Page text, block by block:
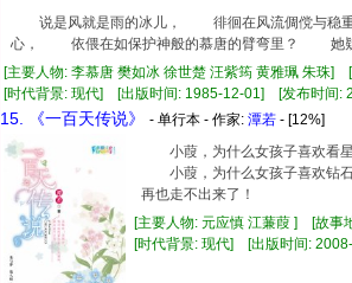
说是风就是雨的冰儿， 徘徊在风流倜傥与稳
心， 依偎在如保护神般的慕唐的臂弯里？ 她疑
[主要人物: 李慕唐 樊如冰 徐世楚 汪紫筠 黄雅珮 朱珠
[时代背景: 现代] [出版时间: 1985-12-01] [发布时
15. 《一百天传说》 - 单行本 - 作家: 潭若 - [12%]
小葭，为什么女孩子喜欢
小葭，为什么女孩子喜欢
再也走不出来了！
[主要人物: 元应慎 江蒹葭 ] [故事
[时代背景: 现代] [出版时间: